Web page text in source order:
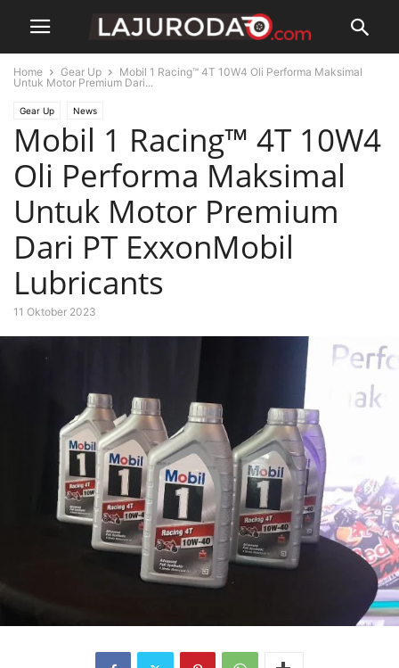
Home Gear Up
Mobil 1 Racing™ 4T 10W4 Oli Performa Maksimal
Untuk Motor Premium Dari...
Gear Up News
Mobil 1 Racing™ 4T 10W4
Oli Performa Maksimal
Untuk Motor Premium
Dari PT ExxonMobil
Lubricants
11 Oktober 2023